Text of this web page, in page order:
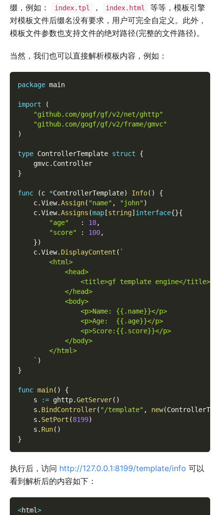
缀，例如：
index.tpl ， index.html
等等，模板引擎
对模板文件后缀名没有要求，用户可完全自定义。此外，
模板文件参数也支持文件的绝对路径(完整的文件路径)。
当然，我们也可以直接解析模板内容，例如：
package main
import
(
"github.com/gogf/gf/v2/net/ghttp"
"github.com/gogf/gf/v2/frame/gmvc"
)
type ControllerTemplate struct
{
    gmvc
. Controller
}
func (c *ControllerTemplate) Info( )
{
    c
.View.Assign( "name" , "john")
    c
.View.Assigns (map [string] interface{}{
"age"
: 18,
"score"
: 100,
})
    c
.View. DisplayContent ( `
        <html>
            <head>
                <title>gf template engine</title>
            </head>
            <body>
                <p>Name: {{.name}}</p>
                <p>Age:  {{.age}}</p>
                <p>Score:{{.score}}</p>
            </body>
        </html>
    `
)
}
func main( )
{
    s
:= ghttp.GetServer( )
    s
. BindController( "/template" , new(
    s
. SetPort (8199)
    s
. Run( )
}
执行后，访问 http://127.0.0.1:8199/template/info 可以
看到解析后的内容如下：
<html>